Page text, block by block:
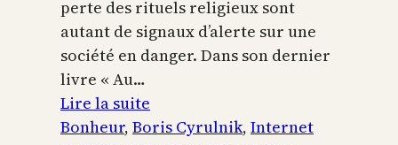
perte des rituels religieux sont
autant de signaux d’alerte sur une
société en danger. Dans son dernier
livre « Au…
Lire la suite
Boris
Bonheur, Boris Cyrulnik, Internet